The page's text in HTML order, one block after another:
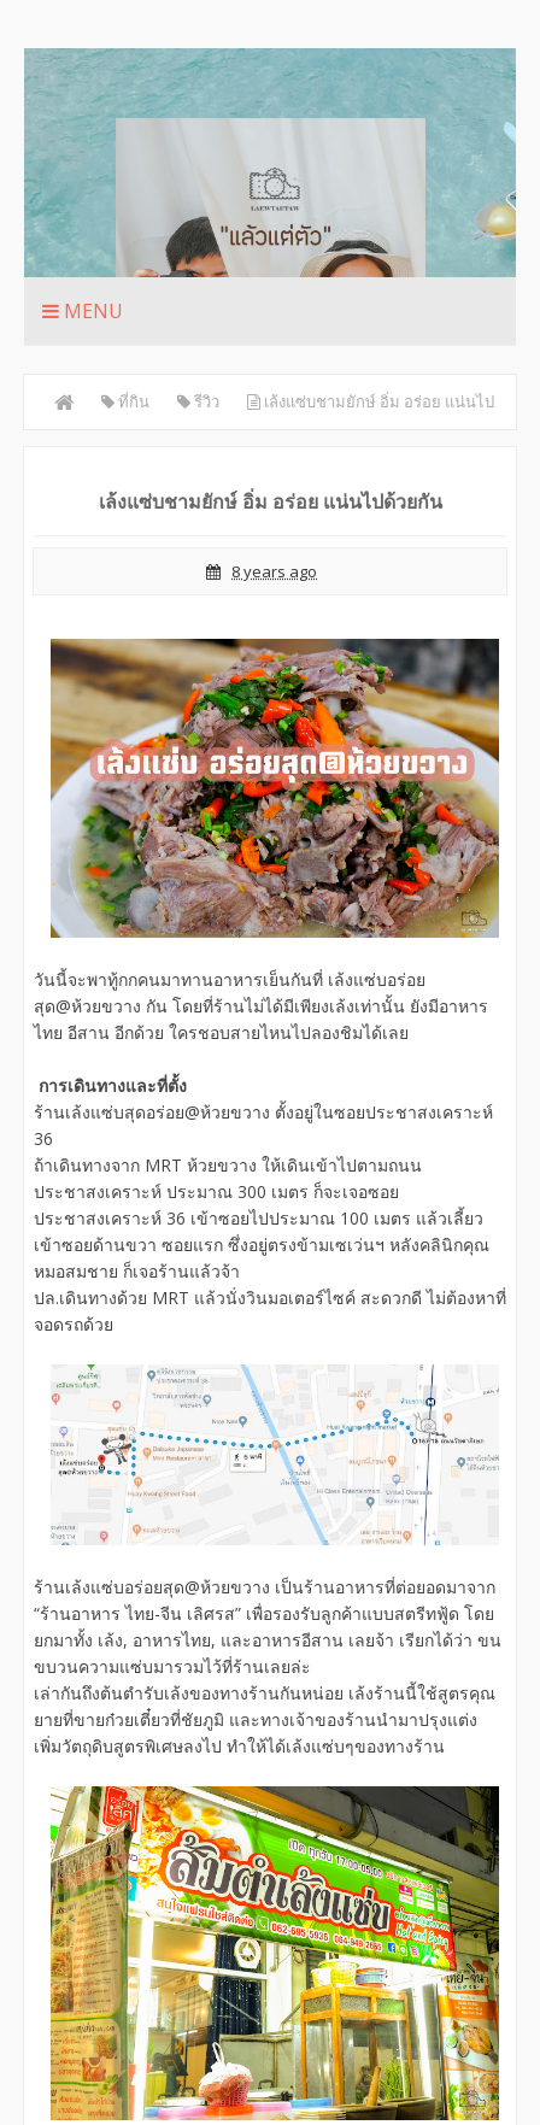
MENU
ที่กิน รีวิว เล้งแซ่บชามยักษ์ อิ่ม อร่อย แน่นไป
เล้งแซ่บชามยักษ์ อิ่ม อร่อย แน่นไปด้วยกัน
8 years ago
วันนี้จะพาทู้กกคนมาทานอาหารเย็นกันที่ เล้งแซ่บอร่อย
สุด@ห้วยขวาง กัน โดยที่ร้านไม่ได้มีเพียงเล้งเท่านั้น ยังมีอาหาร
ไทย อีสาน อีกด้วย ใครชอบสายไหนไปลองชิมได้เลย
การเดินทางและที่ตั้ง
ร้านเล้งแซ่บสุดอร่อย@ห้วยขวาง ตั้งอยู่ในซอยประชาสงเคราะห์
36
ถ้าเดินทางจาก MRT ห้วยขวาง ให้เดินเข้าไปตามถนน
ประชาสงเคราะห์ ประมาณ 300 เมตร ก็จะเจอซอย
ประชาสงเคราะห์ 36 เข้าซอยไปประมาณ 100 เมตร แล้วเลี้ยว
เข้าซอยด้านขวา ซอยแรก ซึ่งอยู่ตรงข้ามเซเว่นฯ หลังคลินิกคุณ
หมอสมชาย ก็เจอร้านแล้วจ้า
ปล.เดินทางด้วย MRT แล้วนั่งวินมอเตอร์ไซค์ สะดวกดี ไม่ต้องหาที่
จอดรถด้วย
ร้านเล้งแซ่บอร่อยสุด@ห้วยขวาง เป็นร้านอาหารที่ต่อยอดมาจาก
“ร้านอาหาร ไทย-จีน เลิศรส” เพื่อรองรับลูกค้าแบบสตรีทฟู้ด โดย
ยกมาทั้ง เล้ง, อาหารไทย, และอาหารอีสาน เลยจ้า เรียกได้ว่า ขน
ขบวนความแซ่บมารวมไว้ที่ร้านเลยล่ะ
เล่ากันถึงต้นตำรับเล้งของทางร้านกันหน่อย เล้งร้านนี้ใช้สูตรคุณ
ยายที่ขายก๋วยเตี๋ยวที่ชัยภูมิ และทางเจ้าของร้านนำมาปรุงแต่ง
เพิ่มวัตถุดิบสูตรพิเศษลงไป ทำให้ได้เล้งแซ่บๆของทางร้าน